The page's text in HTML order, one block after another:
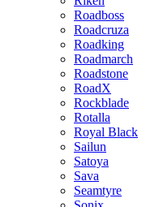
Roadboss
Roadcruza
Roadking
Roadmarch
Roadstone
RoadX
Rockblade
Rotalla
Royal Black
Sailun
Satoya
Sava
Seamtyre